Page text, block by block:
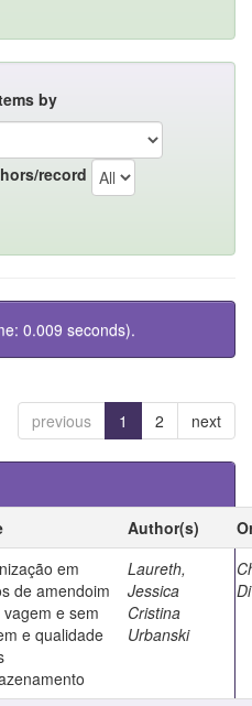
by
record
0.009 seconds).
previous 1 2 next
Author(s)
em
de amendoim
vagem e sem
e qualidade
Laureth,
Jessica
Cristina
Urbanski